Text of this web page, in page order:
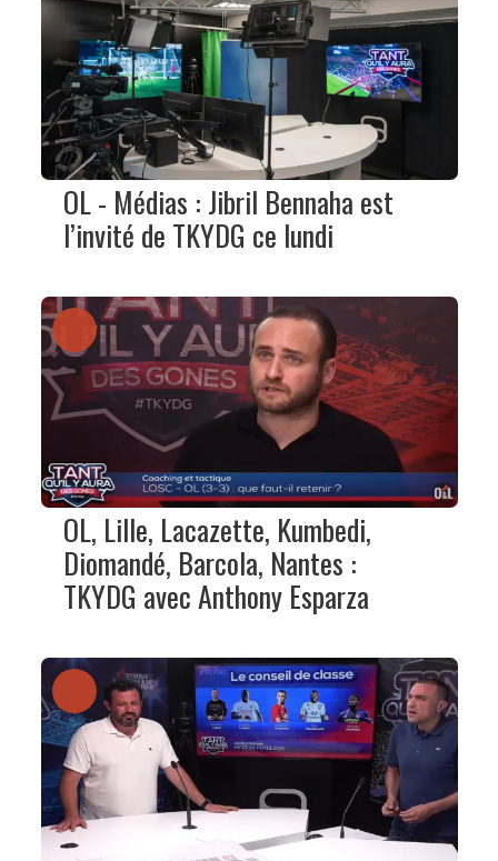
OL - Médias : Jibril Bennaha est
l’invité de TKYDG ce lundi
OL, Lille, Lacazette, Kumbedi,
Diomandé, Barcola, Nantes :
TKYDG avec Anthony Esparza